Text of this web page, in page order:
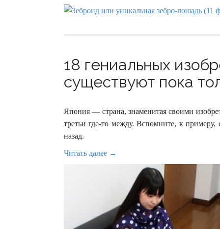
18 гениальных
существуют пока
Япония — страна, знаменитая своими
третьи где-то между. Вспомните, к примеру,
назад.
Читать далее →